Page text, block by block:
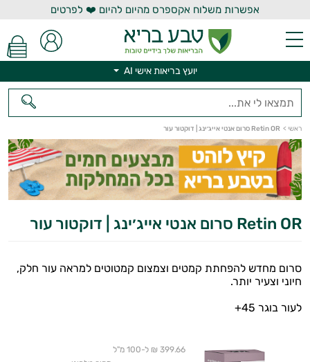
אפשרות משלוח אקספרס מהיום להיום ❤️ לפרטים
יועץ בריאות אישי AI
ראשי > Retin OR סרום אנטי אייג׳ינג | דוקטור עור
Retin OR סרום אנטי אייג׳ינג | דוקטור עור
סרום מחדש להפחתת קמטים וצמצום קמטוטים למראה עור חלק,
חיוני וצעיר יותר.
לעור בוגר 45+
399.66 ₪ ל-100 מ"ל
יועץ בריאות אישי AI